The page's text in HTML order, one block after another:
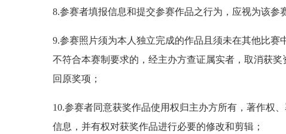
8.参赛者填报信息和提交参赛作品之行为，应视为该参
9.参赛照片须为本人独立完成的作品且须未在其他比
不符合本赛制要求的，经主办方查证属实者，取消获
回原奖项；
10.参赛者同意获奖作品使用权归主办方所有，著作权
信息，并有权对获奖作品进行必要的修改和剪辑；